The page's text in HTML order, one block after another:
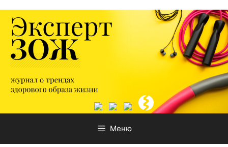
содержимому
Меню